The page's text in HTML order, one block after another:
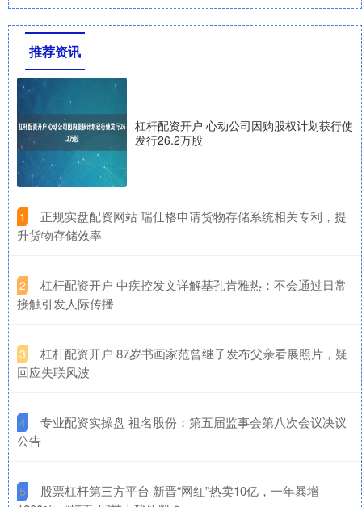
推荐资讯
杠杆配资开户 心动公司因购股权计划获行使
发行26.2万股
1
​正规实盘配资网站 瑞仕格申请货物存储系统相关专利，提
升货物存储效率
2
​杠杆配资开户 中疾控发文详解基孔肯雅热：不会通过日常
接触引发人际传播
3
​杠杆配资开户 87岁书画家范曾继子发布父亲看展照片，疑
回应失联风波
4
​专业配资实操盘 祖名股份：第五届监事会第八次会议决议
公告
5
​股票杠杆第三方平台 新晋“网红”热卖10亿，一年暴增